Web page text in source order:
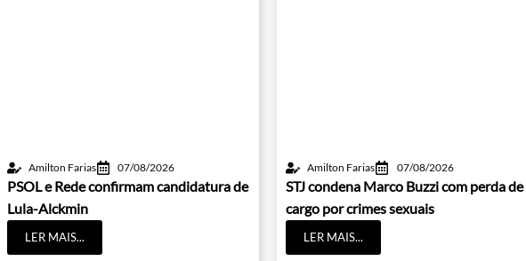
Amilton Farias 07/08/2026
PSOL e Rede confirmam candidatura de
Lula-Alckmin
LER MAIS...
Amilton Farias 07/08/2026
STJ condena Marco Buzzi com perda de
cargo por crimes sexuais
LER MAIS...